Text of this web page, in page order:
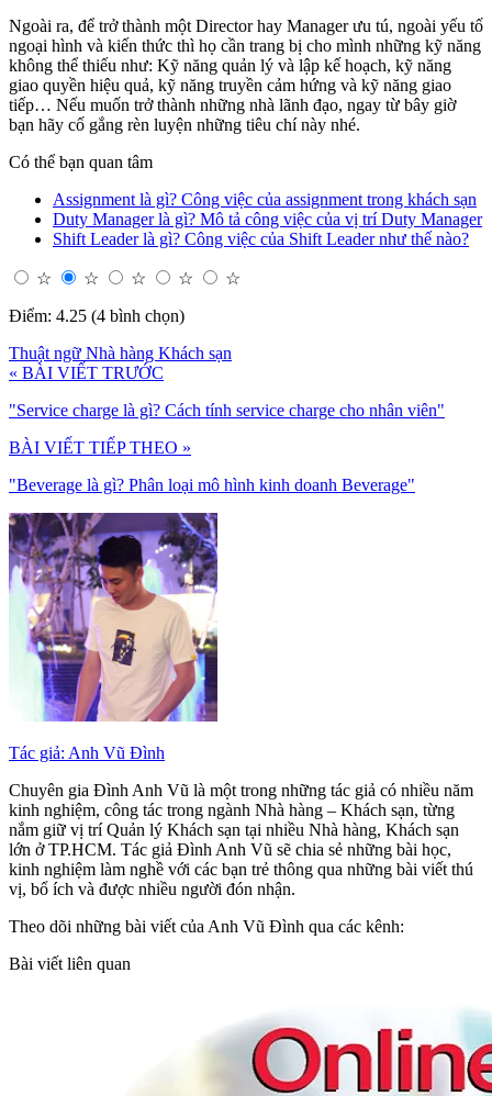
Ngoài ra, để trở thành một Director hay Manager ưu tú, ngoài yếu tố
ngoại hình và kiến thức thì họ cần trang bị cho mình những kỹ năng
không thể thiếu như: Kỹ năng quản lý và lập kế hoạch, kỹ năng
giao quyền hiệu quả, kỹ năng truyền cảm hứng và kỹ năng giao
tiếp… Nếu muốn trở thành những nhà lãnh đạo, ngay từ bây giờ
bạn hãy cố gắng rèn luyện những tiêu chí này nhé.
Có thể bạn quan tâm
Assignment là gì? Công việc của assignment trong khách sạn
Duty Manager là gì? Mô tả công việc của vị trí Duty Manager
Shift Leader là gì? Công việc của Shift Leader như thế nào?
☆ ☆ ☆ ☆
☆
Điểm: 4.25 (4 bình chọn)
Thuật ngữ Nhà hàng Khách sạn
« BÀI VIẾT TRƯỚC
"Service charge là gì? Cách tính service charge cho nhân viên"
BÀI VIẾT TIẾP THEO »
"Beverage là gì? Phân loại mô hình kinh doanh Beverage"
Tác giả: Anh Vũ Đình
Chuyên gia Đình Anh Vũ là một trong những tác giả có nhiều năm
kinh nghiệm, công tác trong ngành Nhà hàng – Khách sạn, từng
nắm giữ vị trí Quản lý Khách sạn tại nhiều Nhà hàng, Khách sạn
lớn ở TP.HCM. Tác giả Đình Anh Vũ sẽ chia sẻ những bài học,
kinh nghiệm làm nghề với các bạn trẻ thông qua những bài viết thú
vị, bổ ích và được nhiều người đón nhận.
Theo dõi những bài viết của Anh Vũ Đình qua các kênh:
Bài viết liên quan